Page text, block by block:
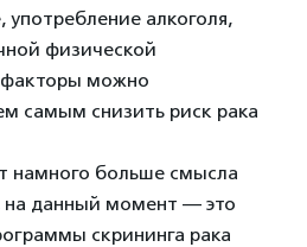
употребление алкоголя,
физической
факторы можно
самым снизить риск рака
намного больше смысла
на данный момент — это
скрининга рака